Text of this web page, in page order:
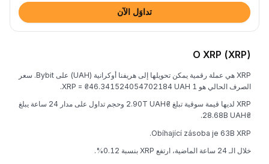
تداوَل الآن
O XRP (XRP)
XRP هي عملة رقمية يمكن تحويلها إلى هريفنا أوكرانية (UAH) على Bybit. سعر
الصرف الحالي هو 1 XRP = ₴46.341524054702184 UAH.
XRP لديها قيمة سوقية تبلغ ₴2.90T UAH وحجم تداول على مدار 24 ساعة يبلغ
₴28.68B UAH.
Obíhající zásoba je 63B XRP.
خلال الـ 24 ساعة الماضية، ارتفع XRP بنسبة 0.12%.